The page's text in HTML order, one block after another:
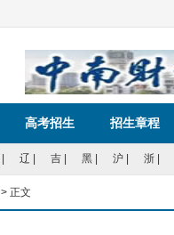
高考招生 招生章程
辽 吉| 黑| 沪| 浙|
> 正文